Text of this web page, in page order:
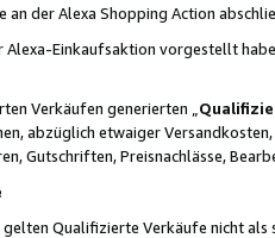
an der Alexa Shopping Action
Einkaufsaktion vorgestellt
Verkäufen generierten „
abzüglich etwaiger
Gutschriften, Preisnachlässe,
Qualifizierte Verkäufe nicht